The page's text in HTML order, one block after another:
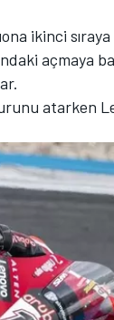
ikinci
açmaya
atarken